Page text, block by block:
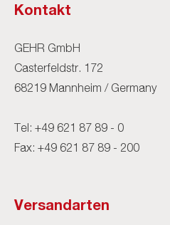
Kontakt
GEHR GmbH
Casterfeldstr. 172
68219 Mannheim / Germany
Tel: +49 621 87 89 - 0
Fax: +49 621 87 89 - 200
Versandarten